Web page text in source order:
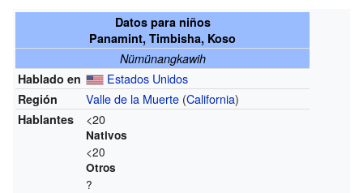
Datos para niños
Panamint, Timbisha, Koso
Nümünangkawih
Hablado en
Estados Unidos
Región Valle de la Muerte (California)
Hablantes <20
Nativos
<20
Otros
?